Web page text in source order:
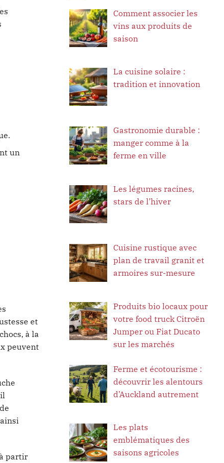
un
et
à la
peuvent
partir
Comment associer les
vins aux produits de
saison
La cuisine solaire :
tradition et innovation
Gastronomie durable :
manger comme à la
ferme en ville
Les légumes racines,
stars de l’hiver
Cuisine rustique avec
plan de travail granit et
armoires sur-mesure
Produits bio locaux pour
votre food truck Citroën
Jumper ou Fiat Ducato
sur les marchés
Ferme et écotourisme :
découvrir les alentours
d’Auckland autrement
Les plats
emblématiques des
saisons agricoles